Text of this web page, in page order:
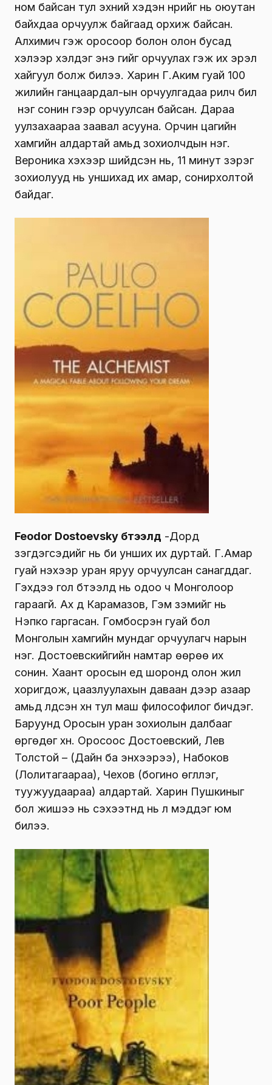
ном байсан тул эхний хэдэн нүүрийг нь оюутан
байхдаа орчуулж байгаад орхиж байсан.
Алхимич гэж оросоор болон олон бусад
хэлээр хэлдэг энэ үгийг орчуулах гэж их эрэл
хайгуул болж билээ. Харин Г.Аким гуай 100
жилийн ганцаардал-ын орчуулгадаа рилүүч бил
үү нэг сонин үгээр орчуулсан байсан. Дараа
уулзахаараа заавал асууна. Орчин цагийн
хамгийн алдартай амьд зохиолчдын нэг.
Вероника үхэхээр шийдсэн нь, 11 минут зэрэг
зохиолууд нь уншихад их амар, сонирхолтой
байдаг.
Feodor Dostoevsky бүтээлүүд -Дорд
үзэгдэгсэдийг нь би унших их дуртай. Г.Амар
гуай үнэхээр уран яруу орчуулсан санагддаг.
Гэхдээ гол бүтээлүүд нь одоо ч Монголоор
гараагүй. Ах дүү Карамазов, Гэм зэмийг нь
Нэпко гаргасан. Гомбосүрэн гуай бол
Монголын хамгийн мундаг орчуулагч нарын
нэг. Достоевскийгийн намтар өөрөө их
сонин. Хаант оросын үед шоронд олон жил
хоригдож, цаазлуулахын даваан дээр азаар
амьд үлдсэн хүн тул маш философилог бичдэг.
Баруунд Оросын уран зохиолын далбааг
өргөдөг хүн. Оросоос Достоевский, Лев
Толстой – (Дайн ба энхээрээ), Набоков
(Лолитагаараа), Чехов (богино өгүүллэг,
туужуудаараа) алдартай. Харин Пушкиныг
бол жишээ нь сэхээтнүүд нь л мэддэг юм
билээ.